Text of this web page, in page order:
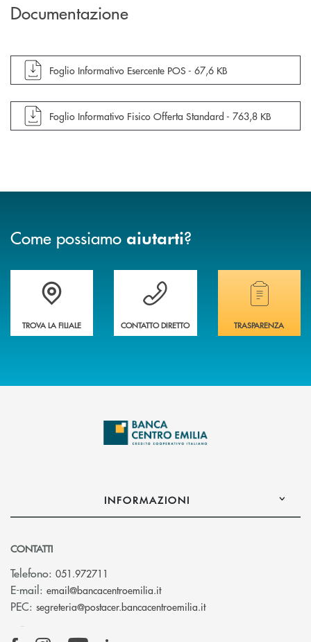
Documentazione
apre documento in una nuova finestra
Foglio Informativo Esercente POS - 67,6 KB
apre documento in una nuova finestra
Foglio Informativo Fisico Offerta Standard - 763,8 KB
Come possiamo aiutarti?
Accedi all' elenco completo delle filiali
TROVA LA FILIALE
Vuoi avere maggiori informazioni sulla
CONTATTO DIRETTO
Hai bisogno di
TRASPARENZA
INFORMAZIONI
CONTATTI
Telefono: 051.972711
E-mail: email@bancacentroemilia.it(si apre l’app di posta
PEC: segreteria@postacer.bancacentroemilia.it(si apre l’app di